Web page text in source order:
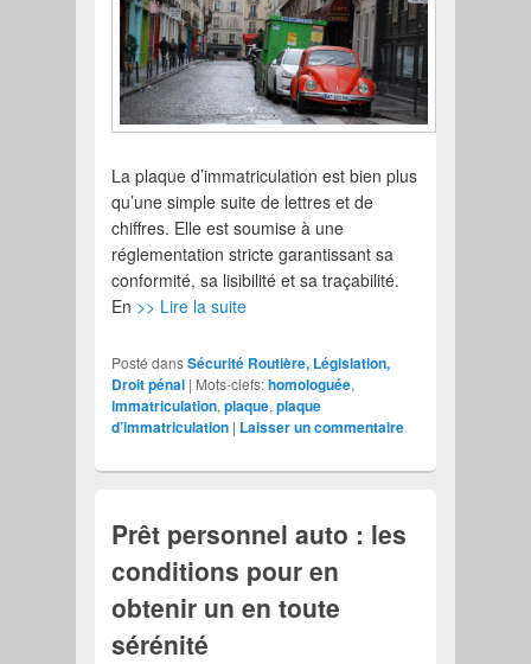
La plaque d’immatriculation est bien plus
qu’une simple suite de lettres et de
chiffres. Elle est soumise à une
réglementation stricte garantissant sa
conformité, sa lisibilité et sa traçabilité.
En >> Lire la suite
Posté dansSécurité Routière, Législation,
Droit pénal | Mots-clefs:homologuée,
immatriculation,plaque,plaque
d’immatriculation | Laisser un commentaire
Prêt personnel auto : les
conditions pour en
obtenir un en toute
sérénité